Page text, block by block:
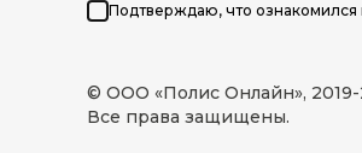
Подтверждаю, что ознакомился
© ООО «Полис Онлайн», 2019-
Все права защищены.